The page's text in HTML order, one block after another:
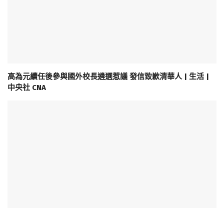
高為元續任後參與國外校長遴選惹議 發信致歉清華人 | 生活 |
中央社 CNA